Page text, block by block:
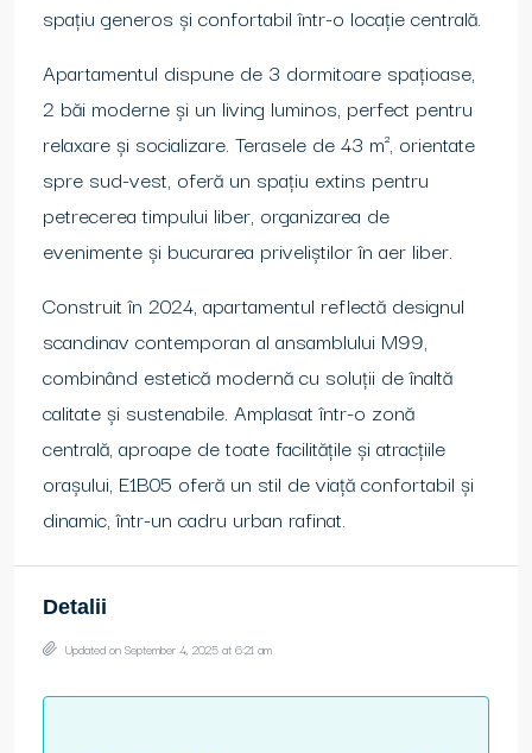
spațiu generos și confortabil într-o locație centrală.
Apartamentul dispune de 3 dormitoare spațioase,
2 băi moderne și un living luminos, perfect pentru
relaxare și socializare. Terasele de 43 m², orientate
spre sud-vest, oferă un spațiu extins pentru
petrecerea timpului liber, organizarea de
evenimente și bucurarea priveliștilor în aer liber.
Construit în 2024, apartamentul reflectă designul
scandinav contemporan al ansamblului M99,
combinând estetică modernă cu soluții de înaltă
calitate și sustenabile. Amplasat într-o zonă
centrală, aproape de toate facilitățile și atracțiile
orașului, E1B05 oferă un stil de viață confortabil și
dinamic, într-un cadru urban rafinat.
Detalii
Updated on September 4, 2025 at 6:21 am